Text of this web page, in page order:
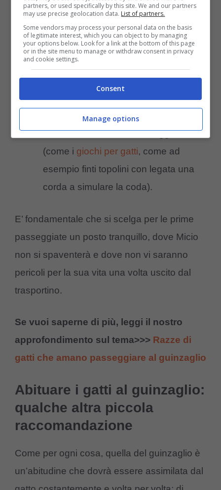
pettorina comodi e adatti alle sue
dimensioni,
raggiungere un luogo tranquillo e
riparato da traffico e rumori, tenendolo
nel trasportino fino all’arrivo,
lasciarlo uscire da solo dal trasportino
senza forzature,
stimolarlo a uscire con un oggetto
(come i giochi per gatti, come ad
esempio finti topolini con legata una
corda a simulare la coda).
E’ fondamentale che si scelga per le prime
passeggiate un posto tranquillo, dove Micio
non si spaventerà e dove non vi saranno
pericoli per la sua vita una volta uscito dal
trasportino.
Se vuoi saperne di più, leggi il nostro
approfondimento sul tema>>> Razze di
gatti che amano passeggiare al guinzaglio
Abituare i gatti al guinzaglio:
qualche altra piccola
raccomandazione
Come per ogni cosa, quella del guinzaglio è
un’abitudine che dovrà essere assimilata dal
partners, or used specifically by this site. We and our partners
may use precise geolocation data. List of partners.
Some vendors may process your personal data on the basis
of legitimate interest, which you can object to by managing
your options below. Look for a link at the bottom of this page
or in the site menu to manage or withdraw consent in privacy
and cookie settings.
Consent
Manage options